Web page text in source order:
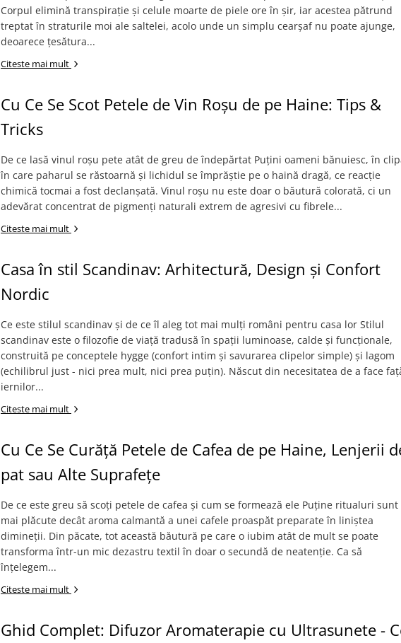
Corpul elimină transpirație și celule moarte de piele ore în șir, iar acestea pătrund
treptat în straturile moi ale saltelei, acolo unde un simplu cearșaf nu poate ajunge,
deoarece țesătura...
Citeste mai mult
Cu Ce Se Scot Petele de Vin Roșu de pe Haine: Tips &
Tricks
De ce lasă vinul roșu pete atât de greu de îndepărtat Puțini oameni bănuiesc, în
în care paharul se răstoarnă și lichidul se împrăștie pe o haină dragă, ce reacție
chimică tocmai a fost declanșată. Vinul roșu nu este doar o băutură colorată, ci un
adevărat concentrat de pigmenți naturali extrem de agresivi cu fibrele...
Citeste mai mult
Casa în stil Scandinav: Arhitectură, Design și Confort
Nordic
Ce este stilul scandinav și de ce îl aleg tot mai mulți români pentru casa lor Stilul
scandinav este o filozofie de viață tradusă în spații luminoase, calde și funcționale,
construită pe conceptele hygge (confort intim și savurarea clipelor simple) și lagom
(echilibrul just - nici prea mult, nici prea puțin). Născut din necesitatea de a face
iernilor...
Citeste mai mult
Cu Ce Se Curăță Petele de Cafea de pe Haine, Lenjerii
pat sau Alte Suprafețe
De ce este greu să scoți petele de cafea și cum se formează ele Puține ritualuri sunt
mai plăcute decât aroma calmantă a unei cafele proaspăt preparate în liniștea
dimineții. Din păcate, tot această băutură pe care o iubim atât de mult se poate
transforma într-un mic dezastru textil în doar o secundă de neatenție. Ca să
înțelegem...
Citeste mai mult
Ghid Complet: Difuzor Aromaterapie cu Ultrasunete -